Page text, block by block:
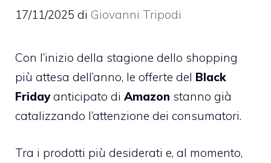
17/11/2025 di Giovanni Tripodi
Con l’inizio della stagione dello shopping
più attesa dell’anno, le offerte del Black
Fridayanticipato di Amazon stanno già
catalizzando l’attenzione dei consumatori.
Tra i prodotti più desiderati e, al momento,